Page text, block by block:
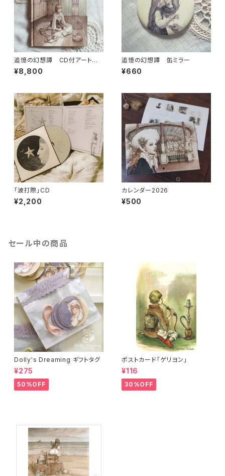
追憶の幻想譚 CD付アートブッ
ク
¥8,800
追憶の幻想譚 缶ミラー
¥660
「波打際」CD
¥2,200
カレンダー2026
¥500
セール中の商品
Dolly's Dreaming ギフトタグ
¥275
50%OFF
ポストカード「ゲリヨン」
¥116
30%OFF